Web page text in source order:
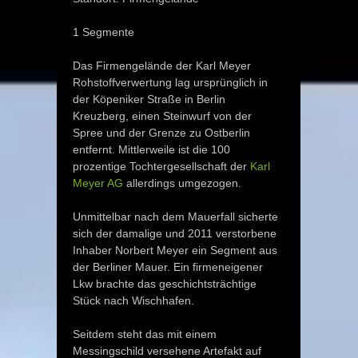
1 Segmente
Das Firmengelände der Karl Meyer
Rohstoffverwertung lag ursprünglich in
der Köpeniker Straße in Berlin
Kreuzberg, einen Steinwurf von der
Spree und der Grenze zu Ostberlin
entfernt. Mittlerweile ist die 100
prozentige Tochtergesellschaft der Karl
Meyer AG allerdings umgezogen.
Unmittelbar nach dem Mauerfall sicherte
sich der damalige und 2011 verstorbene
Inhaber Norbert Meyer ein Segment aus
der Berliner Mauer. Ein firmeneigener
Lkw brachte das geschichtsträchtige
Stück nach Wischhafen.
Seitdem steht das mit einem
Messingschild versehene Artefakt auf